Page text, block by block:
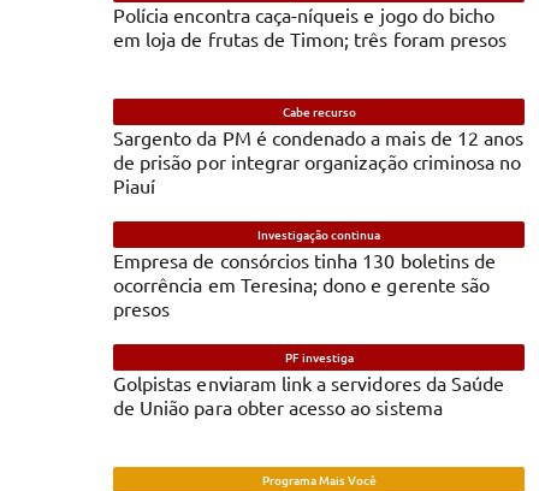
Polícia encontra caça-níqueis e jogo do bicho
em loja de frutas de Timon; três foram presos
Cabe recurso
Sargento da PM é condenado a mais de 12 anos
de prisão por integrar organização criminosa no
Piauí
Investigação continua
Empresa de consórcios tinha 130 boletins de
ocorrência em Teresina; dono e gerente são
presos
PF investiga
Golpistas enviaram link a servidores da Saúde
de União para obter acesso ao sistema
Programa Mais Você